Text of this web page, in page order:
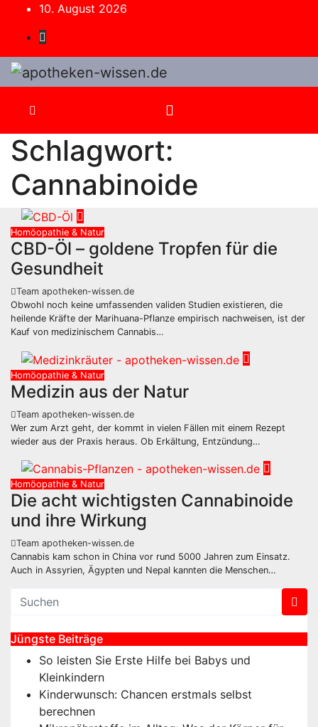
springen
10. August 2026
Schlagwort:
Cannabinoide
Homöopathie & Natur
CBD-Öl – goldene Tropfen für die
Gesundheit
Team apotheken-wissen.de
Obwohl noch keine umfassenden validen Studien existieren, die
heilende Kräfte der Marihuana-Pflanze empirisch nachweisen, ist der
Kauf von medizinischem Cannabis…
Homöopathie & Natur
Medizin aus der Natur
Team apotheken-wissen.de
Wer zum Arzt geht, der kommt in vielen Fällen mit einem Rezept
wieder aus der Praxis heraus. Ob Erkältung, Entzündung…
Homöopathie & Natur
Die acht wichtigsten Cannabinoide
und ihre Wirkung
Team apotheken-wissen.de
Cannabis kam schon in China vor rund 5000 Jahren zum Einsatz.
Auch in Assyrien, Ägypten und Nepal kannten die Menschen…
Jüngste Beiträge
So leisten Sie Erste Hilfe bei Babys und
Kleinkindern
Kinderwunsch: Chancen erstmals selbst
berechnen